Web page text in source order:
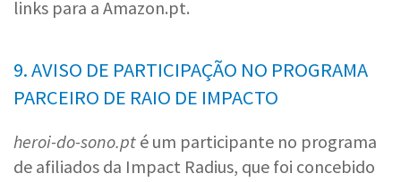
links para a Amazon.pt.
9. AVISO DE PARTICIPAÇÃO NO PROGRAMA
PARCEIRO DE RAIO DE IMPACTO
heroi-do-sono.pt é um participante no programa
de afiliados da Impact Radius, que foi concebido